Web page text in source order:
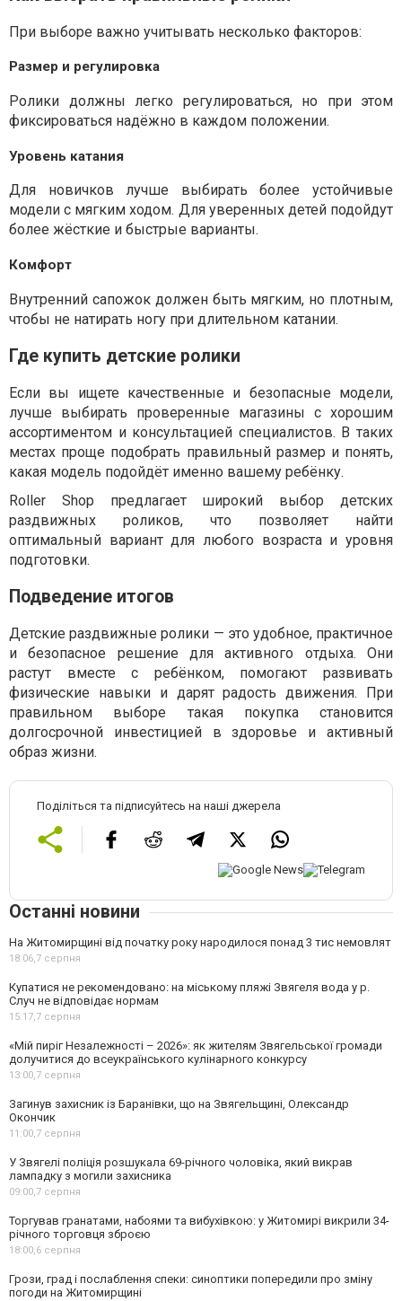
При выборе важно учитывать несколько факторов:
Размер и регулировка
Ролики должны легко регулироваться, но при этом
фиксироваться надёжно в каждом положении.
Уровень катания
Для новичков лучше выбирать более устойчивые
модели с мягким ходом. Для уверенных детей подойдут
более жёсткие и быстрые варианты.
Комфорт
Внутренний сапожок должен быть мягким, но плотным,
чтобы не натирать ногу при длительном катании.
Где купить детские ролики
Если вы ищете качественные и безопасные модели,
лучше выбирать проверенные магазины с хорошим
ассортиментом и консультацией специалистов. В таких
местах проще подобрать правильный размер и понять,
какая модель подойдёт именно вашему ребёнку.
Roller Shop предлагает широкий выбор детских
раздвижных роликов, что позволяет найти
оптимальный вариант для любого возраста и уровня
подготовки.
Подведение итогов
Детские раздвижные ролики — это удобное, практичное
и безопасное решение для активного отдыха. Они
растут вместе с ребёнком, помогают развивать
физические навыки и дарят радость движения. При
правильном выборе такая покупка становится
долгосрочной инвестицией в здоровье и активный
образ жизни.
Поділіться та підписуйтесь на наші джерела
Останні новини
На Житомирщині від початку року народилося понад 3 тис немовлят
18:06,7 серпня
Купатися не рекомендовано: на міському пляжі Звягеля вода у р.
Случ не відповідає нормам
15:17,7 серпня
«Мій пиріг Незалежності – 2026»: як жителям Звягельської громади
долучитися до всеукраїнського кулінарного конкурсу
13:00,7 серпня
Загинув захисник із Баранівки, що на Звягельщині, Олександр
Окончик
11:00,7 серпня
У Звягелі поліція розшукала 69-річного чоловіка, який викрав
лампадку з могили захисника
09:00,7 серпня
Торгував гранатами, набоями та вибухівкою: у Житомирі викрили 34-
річного торговця зброєю
18:00,6 серпня
Грози, град і послаблення спеки: синоптики попередили про зміну
погоди на Житомирщині